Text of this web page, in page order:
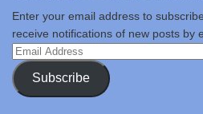
Enter your email address to
receive notifications of new posts by
Email
Address
Subscribe